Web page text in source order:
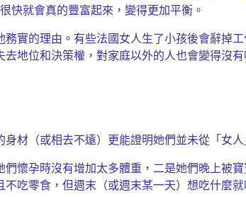
快就會真的豐富起來，變得更加平衡。
實的理由。有些法國女人生了小孩後會辭掉
地位和決策權，對家庭以外的人也會變得沒有
材（或相去不遠）更能證明她們並未從「女
懷孕時沒有增加太多體重，二是她們晚上被
吃零食，但週末（或週末某一天）想吃什麼就